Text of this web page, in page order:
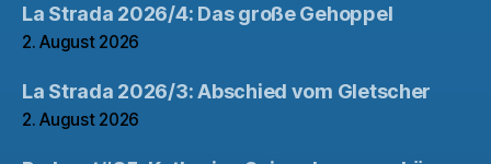
La Strada 2026/4: Das große Gehoppel
2. August 2026
La Strada 2026/3: Abschied vom Gletscher
2. August 2026